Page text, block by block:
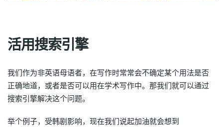
活用搜索引擎
我们作为非英语母语者，在写作时常常会不确定某个用法是否
正确地道，或者是否可以用在学术写作中。那我们就可以通过
搜索引擎解决这个问题。
举个例子，受韩剧影响，现在我们说起加油就会想到